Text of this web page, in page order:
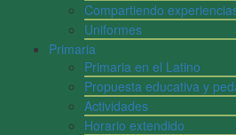
Compartiendo
Uniformes
Primaria
Primaria en el Latino
Propuesta educativa y
Actividades
Horario extendido